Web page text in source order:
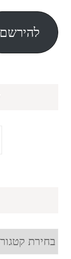
אלקטרוני
להירשם
קטגוריות